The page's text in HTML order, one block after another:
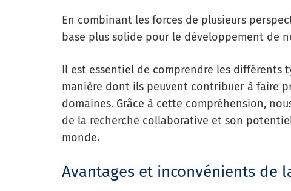
En combinant les forces de plusieurs
base plus solide pour le développement de
Il est essentiel de comprendre les différents
manière dont ils peuvent contribuer à faire
domaines. Grâce à cette compréhension,
de la recherche collaborative et son
monde.
Avantages et inconvénients de